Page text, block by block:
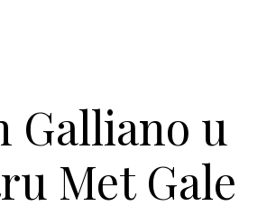
Galliano u
Met Gale